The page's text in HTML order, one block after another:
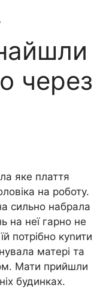
через
яке плаття
на роботу.
сильно набрала
на неї гарно не
потрібно куnити
матері та
Мати прийшли
будинках.